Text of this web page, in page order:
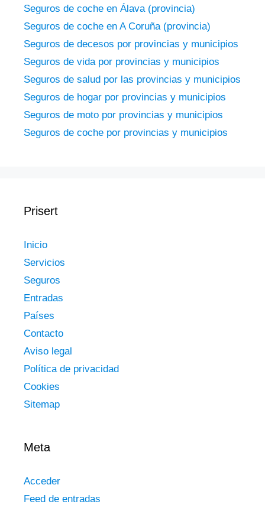
Seguros de coche en Álava (provincia)
Seguros de coche en A Coruña (provincia)
Seguros de decesos por provincias y municipios
Seguros de vida por provincias y municipios
Seguros de salud por las provincias y municipios
Seguros de hogar por provincias y municipios
Seguros de moto por provincias y municipios
Seguros de coche por provincias y municipios
Prisert
Inicio
Servicios
Seguros
Entradas
Países
Contacto
Aviso legal
Política de privacidad
Cookies
Sitemap
Meta
Acceder
Feed de entradas